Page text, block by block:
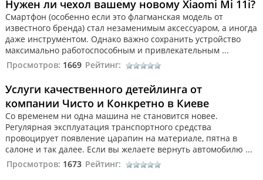
Нужен ли чехол вашему новому Xiaomi Mi 11i?
Смартфон (особенно если это флагманская модель от
известного бренда) стал незаменимым аксессуаром, а иногда
даже инструментом. Однако важно сохранить устройство
максимально работоспособным и привлекательным ...
Просмотров: 1669 Рейтинг:
Услуги качественного детейлинга от
компании Чисто и Конкретно в Киеве
Со временем ни одна машина не становится новее.
Регулярная эксплуатация транспортного средства
провоцирует появление царапин на материале, пятна в
салоне и так далее. Если вы желаете вернуть автомобилю ...
Просмотров: 1673 Рейтинг: